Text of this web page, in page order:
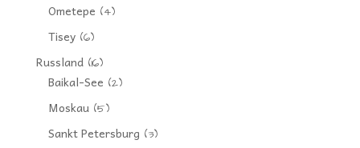
Ometepe (4)
Tisey(6)
Russland(16)
Baikal-See (2)
Moskau(5)
Sankt Petersburg (3)